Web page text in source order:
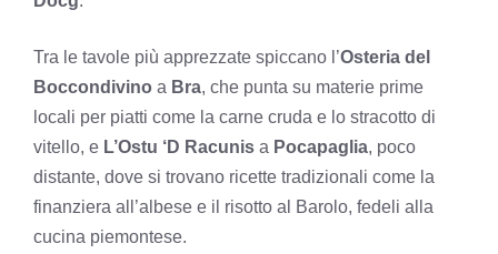
Tra le tavole più apprezzate spiccano l’Osteria del
Boccondivino a Bra, che punta su materie prime
locali per piatti come la carne cruda e lo stracotto di
vitello, e L’Ostu ‘D Racunis a Pocapaglia, poco
distante, dove si trovano ricette tradizionali come la
finanziera all’albese e il risotto al Barolo, fedeli alla
cucina piemontese.